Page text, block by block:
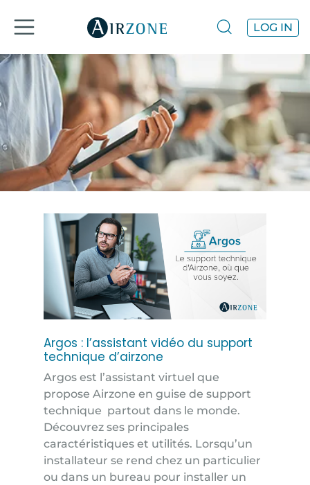
LOG IN
Argos : l’assistant vidéo du support
technique d’airzone
Argos est l’assistant virtuel que
propose Airzone en guise de support
technique partout dans le monde.
Découvrez ses principales
caractéristiques et utilités. Lorsqu’un
installateur se rend chez un particulier
ou dans un bureau pour installer un